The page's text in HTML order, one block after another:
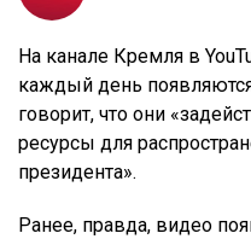
На канале Кремля в
каждый день
говорит, что они
ресурсы для
президента».
Ранее, правда, видео